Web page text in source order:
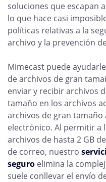
soluciones que escapan
lo que hace casi
políticas relativas a la
archivo y la prevención
Mimecast puede
de archivos de gran
enviar y recibir archivos
tamaño en los archivos
archivos de gran tamaño
electrónico. Al permitir a
archivos de hasta 2 GB
de correo, nuestro
seguro elimina la
suele conllevar el envío